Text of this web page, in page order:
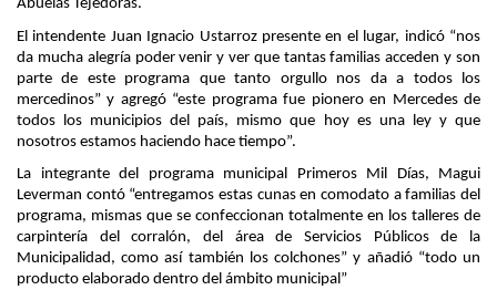
Abuelas Tejedoras.
El intendente Juan Ignacio Ustarroz presente en el lugar, indicó “nos
da mucha alegría poder venir y ver que tantas familias acceden y son
parte de este programa que tanto orgullo nos da a todos los
mercedinos” y agregó “este programa fue pionero en Mercedes de
todos los municipios del país, mismo que hoy es una ley y que
nosotros estamos haciendo hace tiempo”.
La integrante del programa municipal Primeros Mil Días, Magui
Leverman contó “entregamos estas cunas en comodato a familias del
programa, mismas que se confeccionan totalmente en los talleres de
carpintería del corralón, del área de Servicios Públicos de la
Municipalidad, como así también los colchones” y añadió “todo un
producto elaborado dentro del ámbito municipal”